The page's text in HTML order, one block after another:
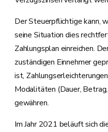
Der Steuerpflichtige kann,
seine Situation dies
Zahlungsplan einreichen.
zuständigen Einnehmer
ist,
Modalitäten (Dauer,
gewähren.
Im Jahr 2021 beläuft sich